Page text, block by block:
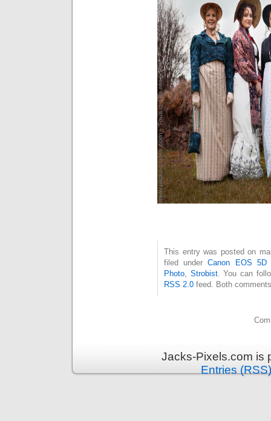
This entry was posted on
filed underCanon EOS 5D
Photo
Strobist. You can
RSS 2.0 feed. Both
Jacks-Pixels.com is
Entries (RSS)